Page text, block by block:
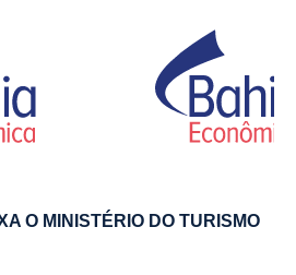
O MINISTÉRIO DO TURISMO